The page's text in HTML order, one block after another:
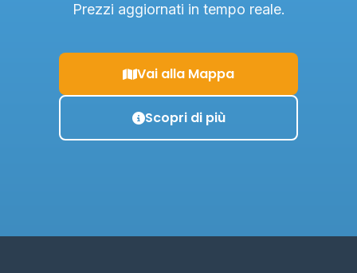
Prezzi aggiornati in tempo reale.
Vai alla Mappa
Scopri di più